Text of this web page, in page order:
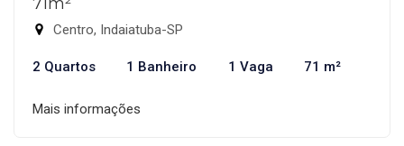
Centro, Indaiatuba-SP
2 Quartos 1 Banheiro 1 Vaga 71 m²
Mais informações